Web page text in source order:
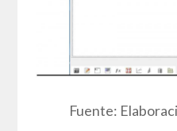
Fuente: